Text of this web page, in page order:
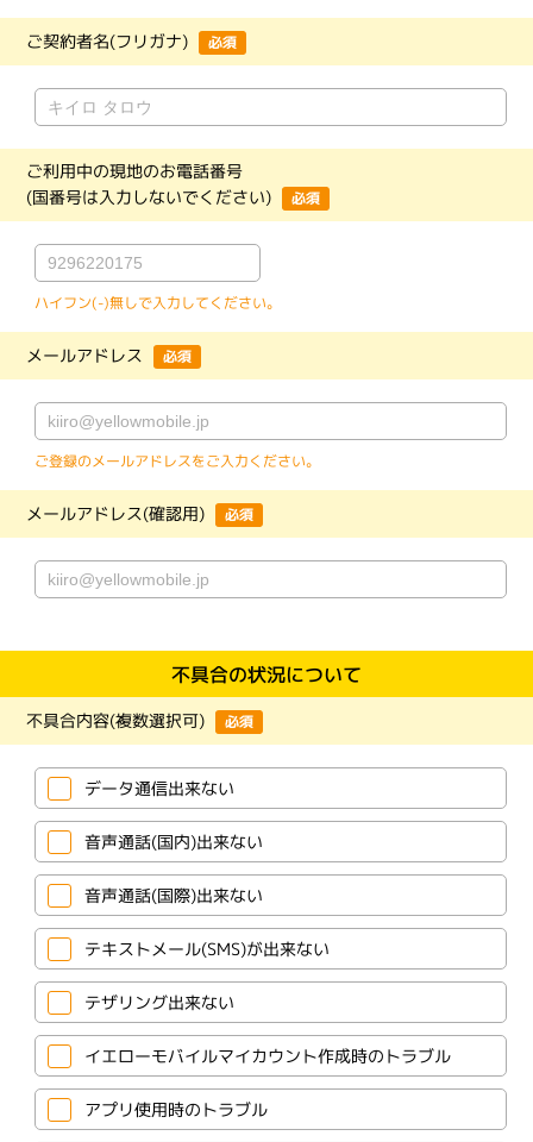
ご契約者名(フリガナ) 必須
ご利用中の現地のお電話番号
(国番号は入力しないでください)
必須
ハイフン(-)無しで入力してください。
メールアドレス 必須
ご登録のメールアドレスをご入力ください。
メールアドレス(確認用) 必須
不具合の状況について
不具合内容(複数選択可) 必須
データ通信出来ない
音声通話(国内)出来ない
音声通話(国際)出来ない
テキストメール(SMS)が出来ない
テザリング出来ない
イエローモバイルマイカウント作成時のトラブル
アプリ使用時のトラブル